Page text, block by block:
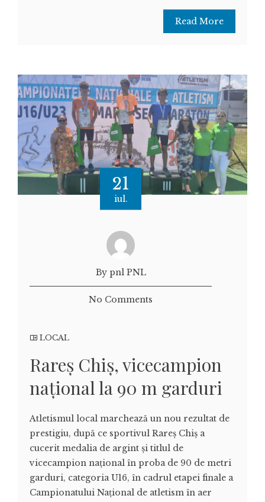
Read More
21
iul.
By pnl PNL
No Comments
LOCAL
Rareș Chiș, vicecampion
național la 90 m garduri
Atletismul local marchează un nou rezultat de
prestigiu, după ce sportivul Rareș Chiș a
cucerit medalia de argint și titlul de
vicecampion național în proba de 90 de metri
garduri, categoria U16, în cadrul etapei finale a
Campionatului Național de atletism în aer